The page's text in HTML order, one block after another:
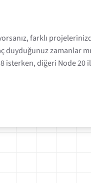
farklı
duyduğunuz zamanlar
isterken, diğeri Node 20